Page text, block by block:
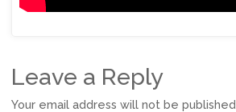
Leave a Reply
Your email address will not be published.